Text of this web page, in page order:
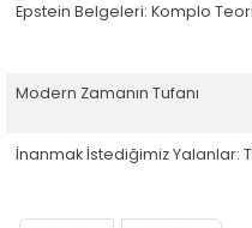
Epstein Belgeleri: Komplo
Modern Zamanın Tufanı
İnanmak İstediğimiz Yalanlar: